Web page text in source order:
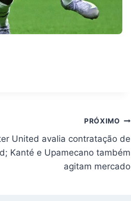
PRÓXIMO
United avalia contratação de
Kanté e Upamecano também
agitam mercado